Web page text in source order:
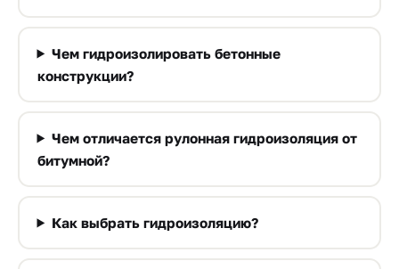
Чем гидроизолировать бетонные
конструкции?
Чем отличается рулонная гидроизоляция от
битумной?
Как выбрать гидроизоляцию?